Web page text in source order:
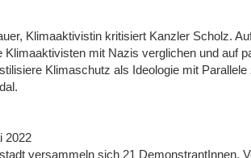
Klimaaktivistin kritisiert Kanzler Scholz.
Klimaaktivisten mit Nazis verglichen und auf
Klimaschutz als Ideologie mit
2022
versammeln sich 21 DemonstrantInnen.